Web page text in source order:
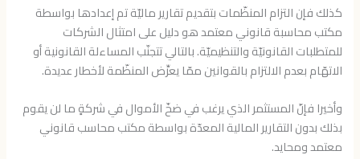
كذلك فإن التزام المنظّمات بتقديم تقارير ماليّة تم إعدادها بواسطة
مكتب محاسبة قانوني معتمد هو دليل على امتثال الشركات
للمتطلبات القانونيّة والتنظيميّة. بالتالي تتجنّب المساءلة القانونية أو
الاتهّام بعدم الالتزام بالقوانين ممّا يعرِّض المنظّمة لأخطار عديدة.
وأخيرا فإنّ المستثمر الذي يرغب في ضخّ الأموال في شركةٍ ما لن يقوم
بذلك بدون التقارير المالية المعدّة بواسطة مكتب محاسب قانوني
معتمد ومحايد.